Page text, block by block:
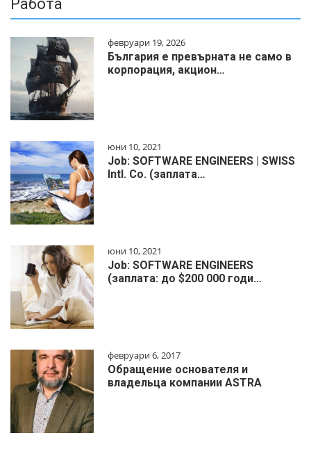
Работа
февруари 19, 2026
България е превърната не само в
корпорация, акцион…
юни 10, 2021
Job: SOFTWARE ENGINEERS | SWISS
Intl. Co. (заплата…
юни 10, 2021
Job: SOFTWARE ENGINEERS
(заплата: до $200 000 годи…
февруари 6, 2017
Обращение основателя и
владельца компании ASTRA